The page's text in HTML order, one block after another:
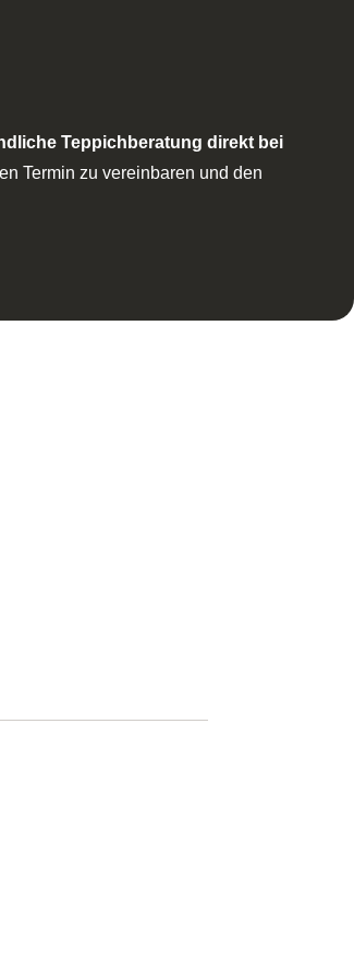
Teppichberatung direkt bei
Termin zu vereinbaren und den